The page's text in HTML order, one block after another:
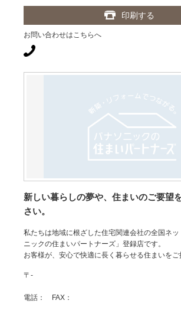
お問い合わせはこちらへ
新しい暮らしの夢や、住まいのご要望
さい。
私たちは地域に根ざした住宅関連会社の全国ネ
ニックの住まいパートナーズ」登録店です。
お客様が、安心で快適に長く暮らせる住まいをご
〒-
電話： FAX：
印刷する